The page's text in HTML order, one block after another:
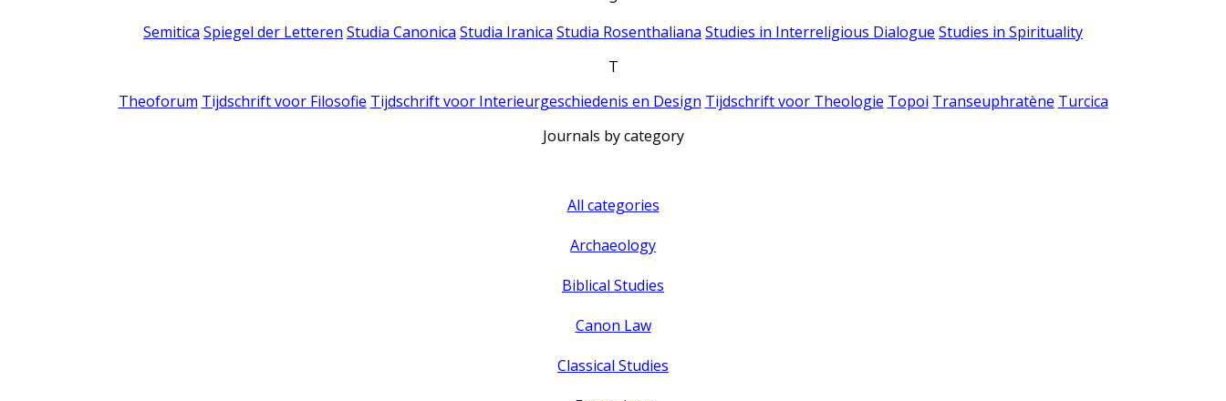
Semitica Spiegel der Letteren Studia Canonica Studia Iranica Studia Rosenthaliana Studies in Interreligious Dialogue Studies in Spirituality
T
Theoforum Tijdschrift voor Filosofie Tijdschrift voor Interieurgeschiedenis en Design Tijdschrift voor Theologie Topoi Transeuphratène Turcica
Journals by category
All categories
Archaeology
Biblical Studies
Canon Law
Classical Studies